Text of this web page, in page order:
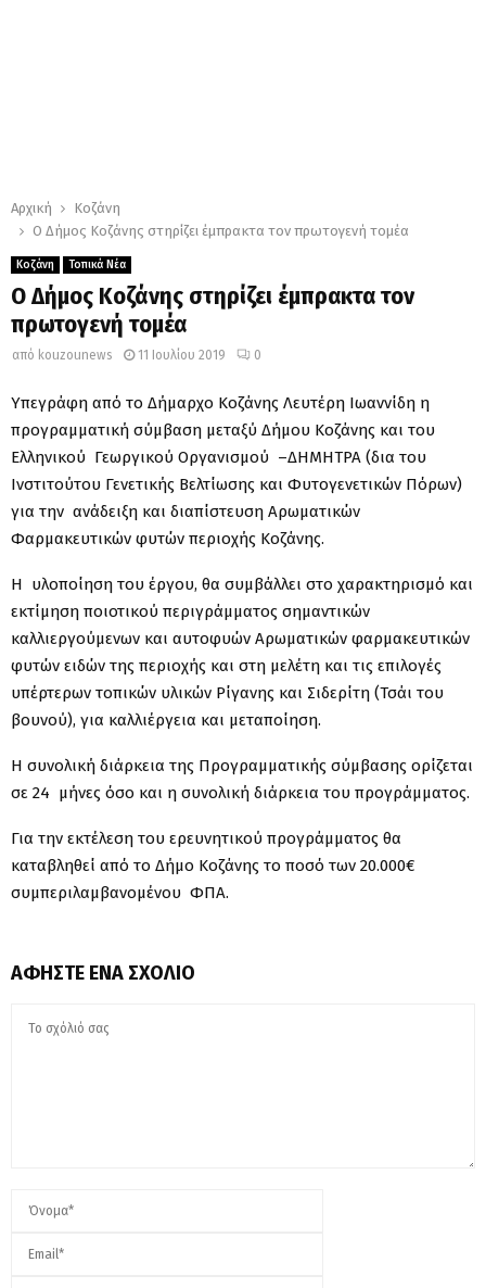
Αρχική
Κοζάνη
Ο Δήμος Κοζάνης στηρίζει έμπρακτα τον πρωτογενή τομέα
Κοζάνη Τοπικά Νέα
Ο Δήμος Κοζάνης στηρίζει έμπρακτα τον
πρωτογενή τομέα
από kouzounews 11 Ιουλίου 2019 0
Υπεγράφη από το Δήμαρχο Κοζάνης Λευτέρη Ιωαννίδη η
προγραμματική σύμβαση μεταξύ Δήμου Κοζάνης και του
Ελληνικού Γεωργικού Οργανισμού –ΔΗΜΗΤΡΑ (δια του
Ινστιτούτου Γενετικής Βελτίωσης και Φυτογενετικών Πόρων)
για την ανάδειξη και διαπίστευση Αρωματικών
Φαρμακευτικών φυτών περιοχής Κοζάνης.
Η υλοποίηση του έργου, θα συμβάλλει στο χαρακτηρισμό και
εκτίμηση ποιοτικού περιγράμματος σημαντικών
καλλιεργούμενων και αυτοφυών Αρωματικών φαρμακευτικών
φυτών ειδών της περιοχής και στη μελέτη και τις επιλογές
υπέρτερων τοπικών υλικών Ρίγανης και Σιδερίτη (Τσάι του
βουνού), για καλλιέργεια και μεταποίηση.
Η συνολική διάρκεια της Προγραμματικής σύμβασης ορίζεται
σε 24 μήνες όσο και η συνολική διάρκεια του προγράμματος.
Για την εκτέλεση του ερευνητικού προγράμματος θα
καταβληθεί από το Δήμο Κοζάνης το ποσό των 20.000€
συμπεριλαμβανομένου ΦΠΑ.
ΑΦΉΣΤΕ ΈΝΑ ΣΧΌΛΙΟ